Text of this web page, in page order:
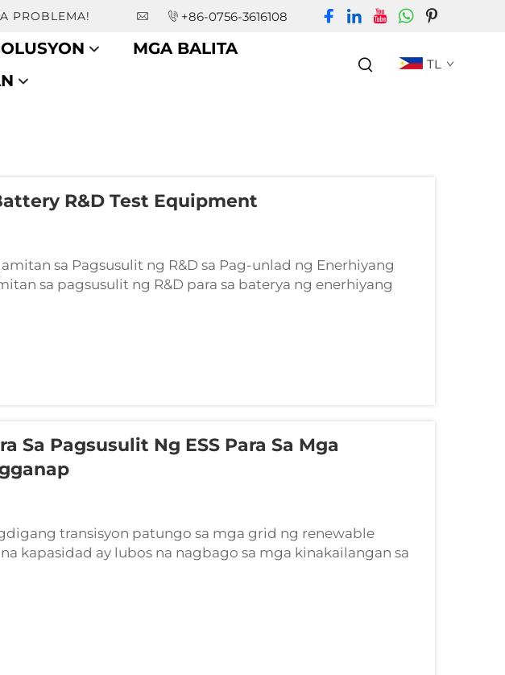
PROBLEMA! +86-0756-3616108
MGA BALITA
TL
R&d Test Equipment
sa Pagsusulit ng R&D sa Pag-unlad ng Enerhiyang
sa pagsusulit ng R&D para sa baterya ng enerhiyang
platform para sa pagpapatunay ng pagganap na
ang mga inhinyero na suriin ang mga katangian ng
ng enerhiyang iimbak sa ilalim ng ...
Sa Pagsusulit Ng ESS Para Sa Mga
transisyon patungo sa mga grid ng renewable
kapasidad ay lubos na nagbago sa mga kinakailangan sa
power infrastructure. Ang mga modernong
(ESS) ay hindi na simpleng static na hardware